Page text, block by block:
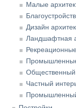
Малые
Дизайн
Ландшафтная
Общественный
Частный